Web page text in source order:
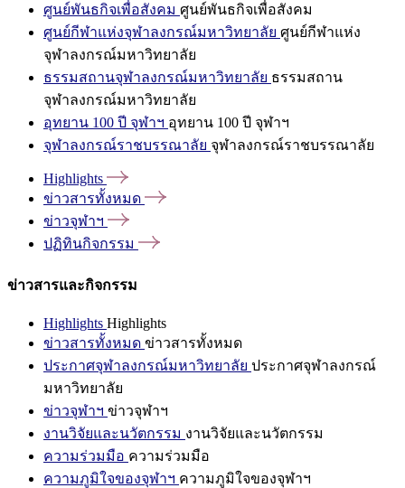
ศูนย์พันธกิจเพื่อสังคม ศูนย์พันธกิจเพื่อสังคม
ศูนย์กีฬาแห่งจุฬาลงกรณ์มหาวิทยาลัย ศูนย์กีฬาแห่ง
จุฬาลงกรณ์มหาวิทยาลัย
ธรรมสถานจุฬาลงกรณ์มหาวิทยาลัย ธรรมสถาน
จุฬาลงกรณ์มหาวิทยาลัย
อุทยาน 100 ปี จุฬาฯ อุทยาน 100 ปี จุฬาฯ
จุฬาลงกรณ์ราชบรรณาลัย จุฬาลงกรณ์ราชบรรณาลัย
Highlights
ข่าวสารทั้งหมด
ข่าวจุฬาฯ
ปฏิทินกิจกรรม
ข่าวสารและกิจกรรม
Highlights Highlights
ข่าวสารทั้งหมด ข่าวสารทั้งหมด
ประกาศจุฬาลงกรณ์มหาวิทยาลัย ประกาศจุฬาลงกรณ์
มหาวิทยาลัย
ข่าวจุฬาฯ ข่าวจุฬาฯ
งานวิจัยและนวัตกรรม งานวิจัยและนวัตกรรม
ความร่วมมือ ความร่วมมือ
ความภูมิใจของจุฬาฯ ความภูมิใจของจุฬาฯ